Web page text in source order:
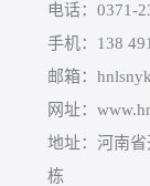
电话：0371-
手机：138
邮箱：
网址：
地址：河南
栋